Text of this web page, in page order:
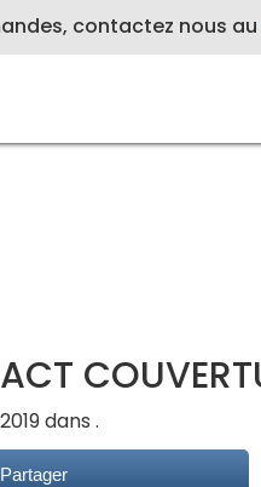
contactez nous au
dans .
Partager